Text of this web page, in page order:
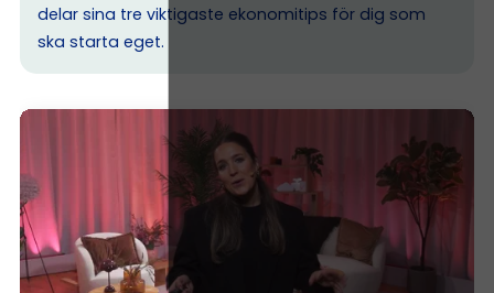
delar sina tre viktigaste ekonomitips för dig som
ska starta eget.